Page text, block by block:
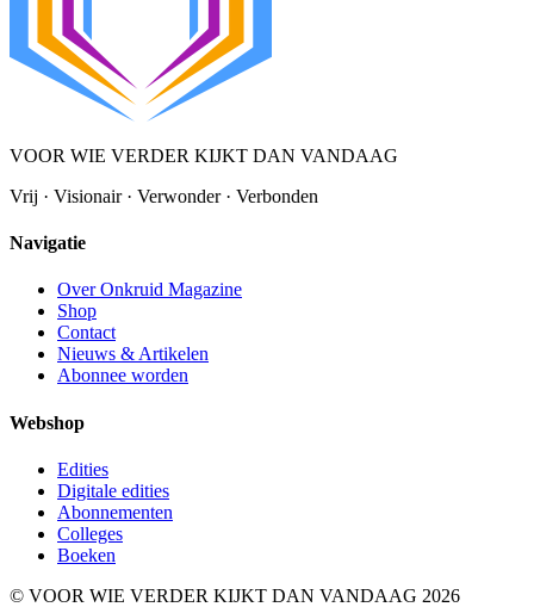
VOOR WIE VERDER KIJKT DAN VANDAAG
Vrij · Visionair · Verwonder · Verbonden
Navigatie
Over Onkruid Magazine
Shop
Contact
Nieuws & Artikelen
Abonnee worden
Webshop
Edities
Digitale edities
Abonnementen
Colleges
Boeken
© VOOR WIE VERDER KIJKT DAN VANDAAG 2026